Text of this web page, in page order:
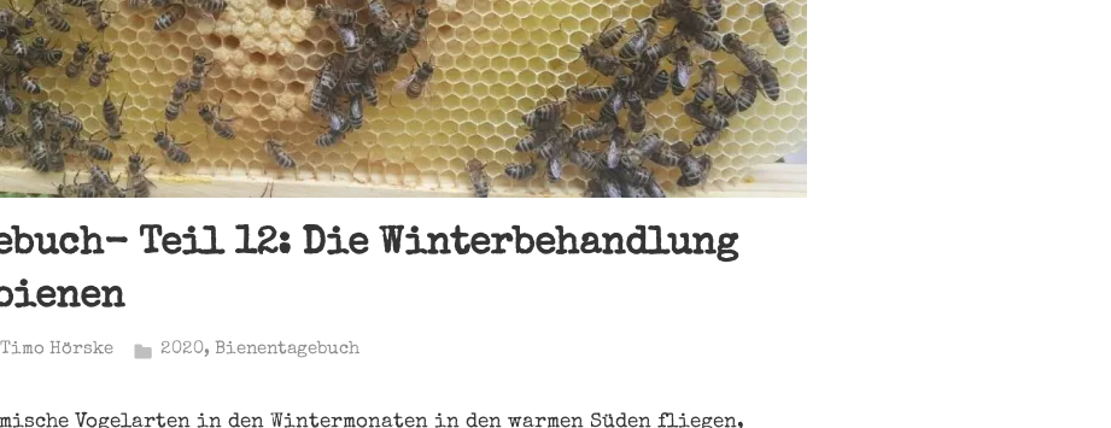
Teil 12: Die Winterbehandlung
Timo Hörske 2020, Bienentagebuch
Vogelarten in den Wintermonaten in den warmen Süden fliegen,